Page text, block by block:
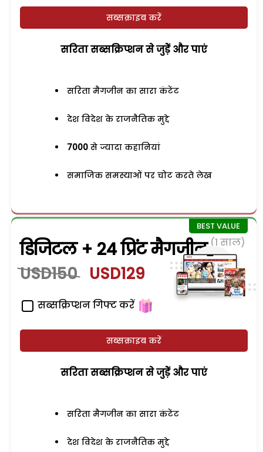
सब्सक्राइब करें
सरिता सब्सक्रिप्शन से जुड़ेें और पाएं
सरिता मैगजीन का सारा कंटेंट
देश विदेश के राजनैतिक मुद्दे
7000 से ज्यादा कहानियां
समाजिक समस्याओं पर चोट करते लेख
डिजिटल + 24 प्रिंट मैगजीन (1 साल)
USD150 USD129
सब्सक्रिप्शन गिफ्ट करें
सब्सक्राइब करें
सरिता सब्सक्रिप्शन से जुड़ेें और पाएं
सरिता मैगजीन का सारा कंटेंट
देश विदेश के राजनैतिक मुद्दे